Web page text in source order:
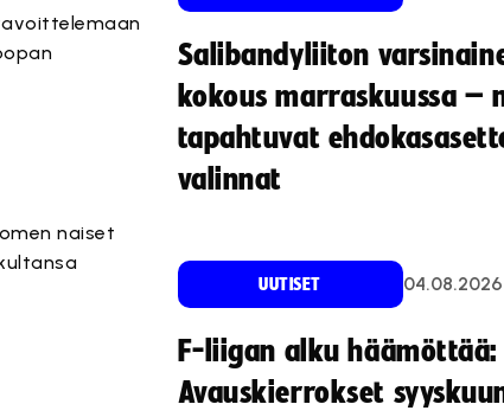
naiset
Salibandyliiton
kokous marraskuussa –
tapahtuvat
valinnat
UUTISET 04.08.2026
F-liigan alku häämöttää:
Avauskierrokset